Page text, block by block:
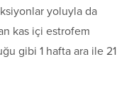
yoluyla da
kas içi estrofem
gibi 1 hafta ara ile 21